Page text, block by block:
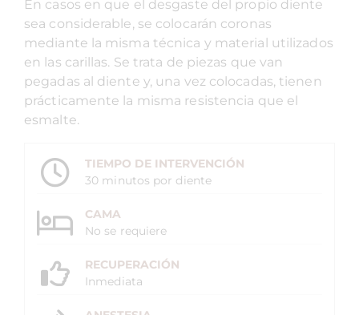
En casos en que el desgaste del propio diente
sea considerable, se colocarán coronas
mediante la misma técnica y material utilizados
en las carillas. Se trata de piezas que van
pegadas al diente y, una vez colocadas, tienen
prácticamente la misma resistencia que el
esmalte.
TIEMPO DE INTERVENCIÓN
30 minutos por diente
CAMA
No se requiere
RECUPERACIÓN
Inmediata